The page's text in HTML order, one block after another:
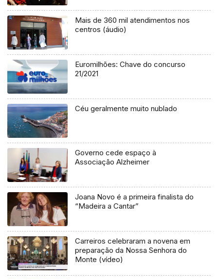
Mais de 360 mil atendimentos nos
centros (áudio)
Euromilhões: Chave do concurso
21/2021
Céu geralmente muito nublado
Governo cede espaço à
Associação Alzheimer
Joana Novo é a primeira finalista do
“Madeira a Cantar”
Carreiros celebraram a novena em
preparação da Nossa Senhora do
Monte (vídeo)